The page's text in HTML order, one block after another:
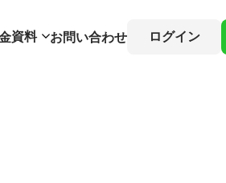
資料 お問い合わせ ログイン